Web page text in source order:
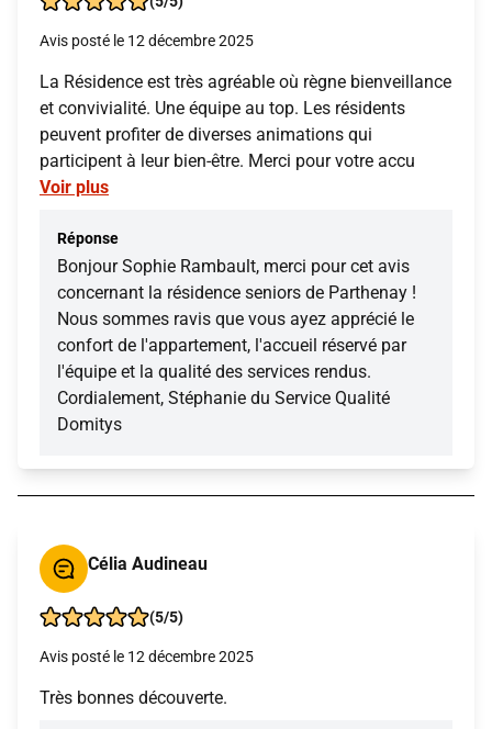
Avis posté le 12 décembre 2025
La Résidence est très agréable où règne bienveillance
et convivialité. Une équipe au top. Les résidents
peuvent profiter de diverses animations qui
participent à leur bien-être. Merci pour votre accu
Voir plus
Réponse
Bonjour Sophie Rambault, merci pour cet avis
concernant la résidence seniors de Parthenay !
Nous sommes ravis que vous ayez apprécié le
confort de l'appartement, l'accueil réservé par
l'équipe et la qualité des services rendus.
Cordialement, Stéphanie du Service Qualité
Domitys
Célia Audineau
(5/5)
Avis posté le 12 décembre 2025
Très bonnes découverte.